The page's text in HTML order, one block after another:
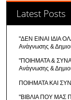
Latest Posts
"ΔΕΝ ΕΙΝΑΙ ΙΔΙΑ
Ανάγνωσης &
"ΠΟΙΗΜΑΤΑ &
Ανάγνωσης &
ΠΟΙΗΜΑΤΑ ΚΑΙ
"ΒΙΒΛΙΑ ΠΟΥ ΜΑΣ